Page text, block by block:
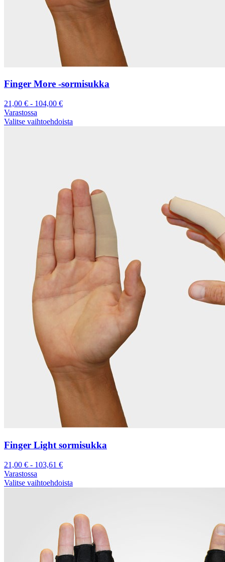
Finger More -sormisukka
21,00 € - 104,00 €
Varastossa
Valitse vaihtoehdoista
Finger Light sormisukka
21,00 € - 103,61 €
Varastossa
Valitse vaihtoehdoista